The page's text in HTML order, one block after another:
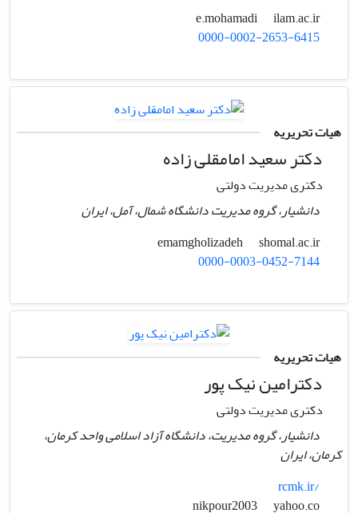
e.mohamadi
ilam.ac.ir
0000-0002-2653-6415
هیات تحریریه
دکتر سعید امامقلی زاده
دکتری مدیریت دولتی
دانشیار، گروه مدیریت دانشگاه شمال، آمل، ایران
emamgholizadeh
shomal.ac.ir
0000-0003-0452-7144
هیات تحریریه
دکترامین نیک پور
دکتری مدیریت دولتی
دانشیار، گروه مدیریت، دانشگاه آزاد اسلامی واحد کرمان،
کرمان، ایران
rcmk.ir/
yahoo.co